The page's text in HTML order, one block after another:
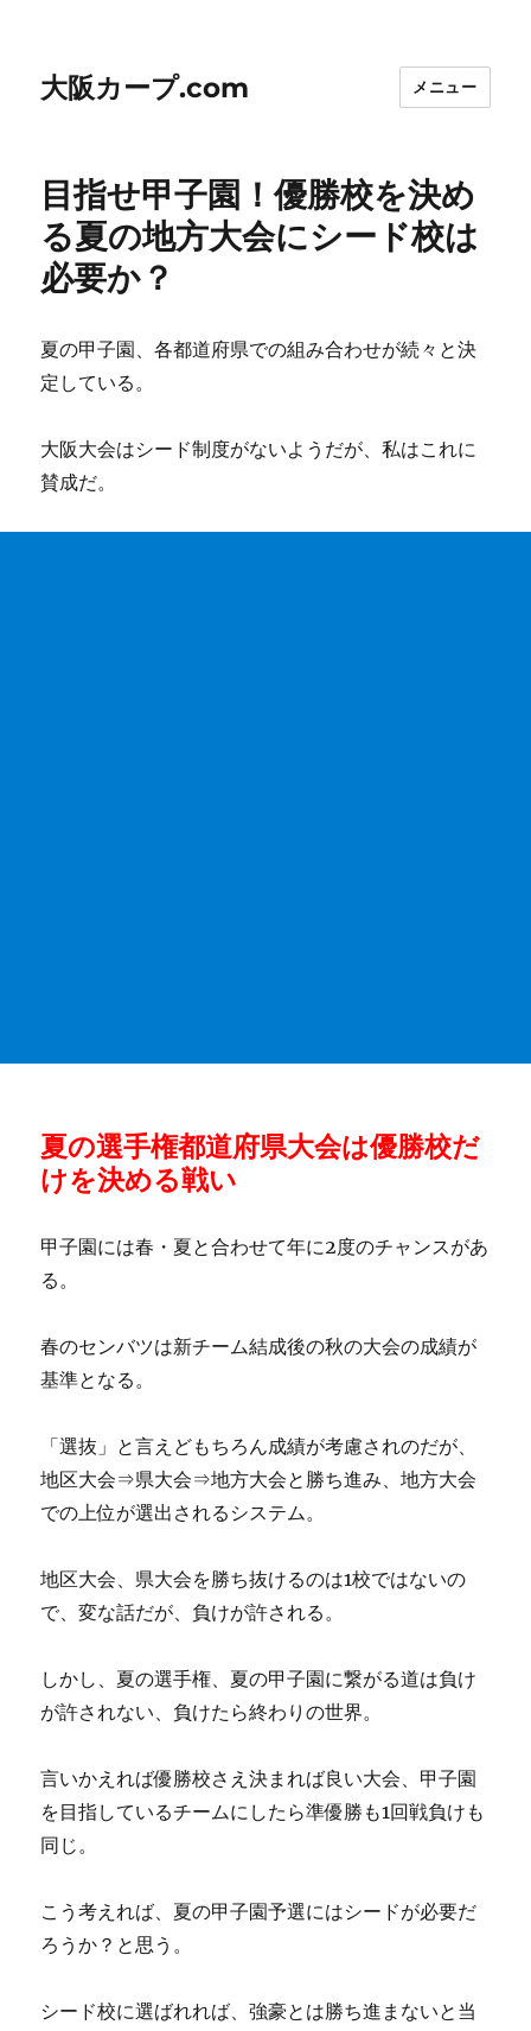
大阪カープ.com メニュー
目指せ甲子園！優勝校を決め
る夏の地方大会にシード校は
必要か？
夏の甲子園、各都道府県での組み合わせが続々と決
定している。
大阪大会はシード制度がないようだが、私はこれに
賛成だ。
夏の選手権都道府県大会は優勝校だ
けを決める戦い
甲子園には春・夏と合わせて年に2度のチャンスがあ
る。
春のセンバツは新チーム結成後の秋の大会の成績が
基準となる。
「選抜」と言えどもちろん成績が考慮されのだが、
地区大会⇒県大会⇒地方大会と勝ち進み、地方大会
での上位が選出されるシステム。
地区大会、県大会を勝ち抜けるのは1校ではないの
で、変な話だが、負けが許される。
しかし、夏の選手権、夏の甲子園に繋がる道は負け
が許されない、負けたら終わりの世界。
言いかえれば優勝校さえ決まれば良い大会、甲子園
を目指しているチームにしたら準優勝も1回戦負けも
同じ。
こう考えれば、夏の甲子園予選にはシードが必要だ
ろうか？と思う。
シード校に選ばれれば、強豪とは勝ち進まないと当